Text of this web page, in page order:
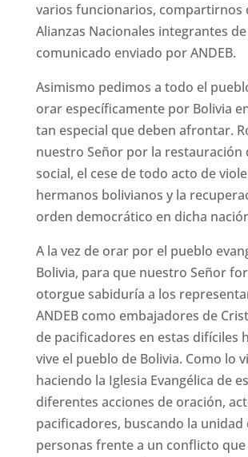
varios funcionarios, compartirnos
Alianzas Nacionales integrantes de
comunicado enviado por ANDEB.
Asimismo pedimos a todo el
orar específicamente por Bolivia
tan especial que deben afrontar.
nuestro Señor por la restauración
social, el cese de todo acto de
hermanos bolivianos y la
orden democrático en dicha
A la vez de orar por el pueblo
Bolivia, para que nuestro Señor
otorgue sabiduría a los
ANDEB como embajadores de
de pacificadores en estas difíciles
vive el pueblo de Bolivia. Como lo
haciendo la Iglesia Evangélica de
diferentes acciones de oración,
pacificadores, buscando la unidad
personas frente a un conflicto que